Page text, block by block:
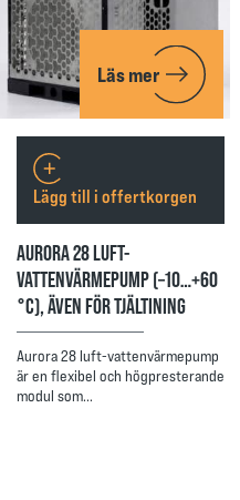
Läs mer
AURORA 28 LUFT-
VATTENVÄRMEPUMP (–10…+60
°C), ÄVEN FÖR TJÄLTINING
Aurora 28 luft-vattenvärmepump
är en flexibel och högpresterande
modul som…
Lägg till i offertkorgen